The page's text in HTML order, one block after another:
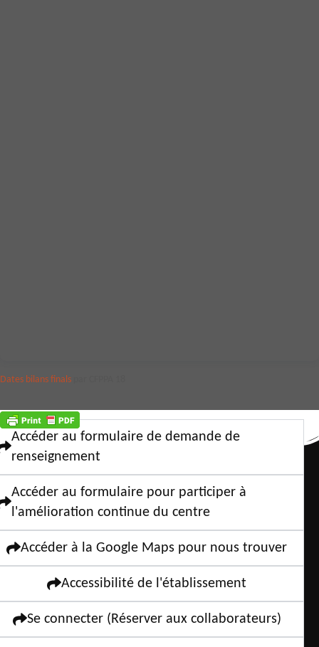
Dates bilans finals
Accéder au formulaire de demande de
renseignement
Accéder au formulaire pour participer à
l'amélioration continue du centre
Accéder à la Google Maps pour nous trouver
Accessibilité de l'établissement
Se connecter (Réserver aux collaborateurs)